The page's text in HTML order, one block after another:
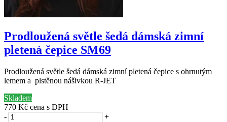
Prodloužená světle šedá dámská zimní
pletená čepice SM69
Prodloužená světle šedá dámská zimní pletená čepice s ohrnutým
lemem a plstěnou nášivkou R-JET
Skladem
770 Kč cena s DPH
-
+